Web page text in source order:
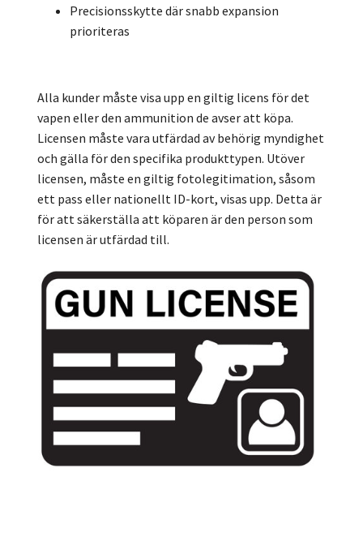
Precisionsskytte där snabb expansion
prioriteras
Alla kunder måste visa upp en giltig licens för det
vapen eller den ammunition de avser att köpa.
Licensen måste vara utfärdad av behörig myndighet
och gälla för den specifika produkttypen. Utöver
licensen, måste en giltig fotolegitimation, såsom
ett pass eller nationellt ID-kort, visas upp. Detta är
för att säkerställa att köparen är den person som
licensen är utfärdad till.